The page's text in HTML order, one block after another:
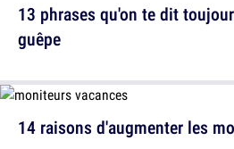
13 phrases qu'on te dit
guêpe
14 raisons d'augmenter les